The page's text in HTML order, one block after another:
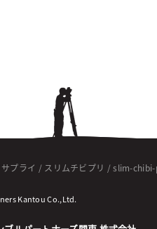
サプライ / スリムチビプリ /slim-
Kantou Co.,Ltd.